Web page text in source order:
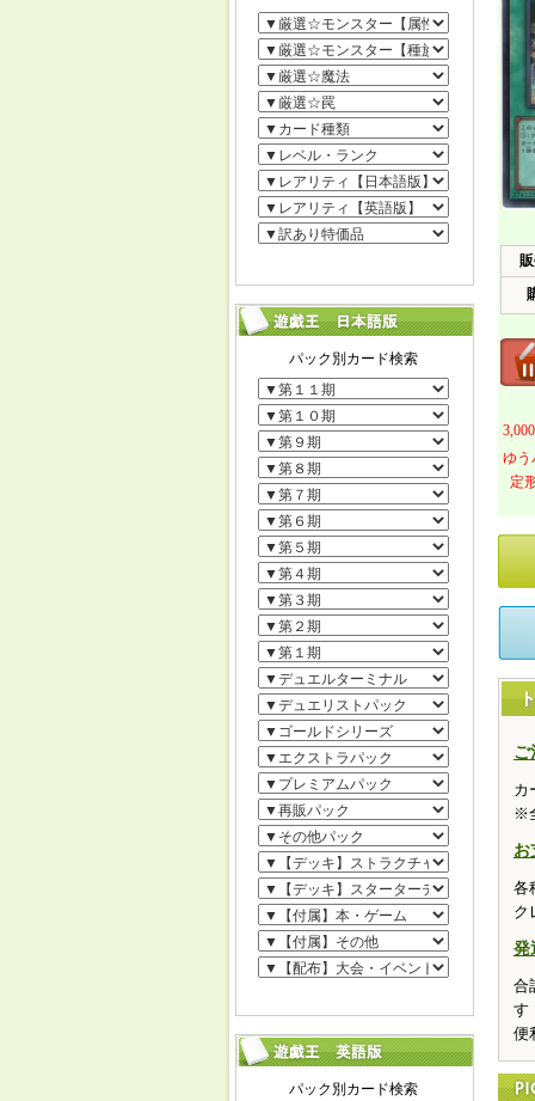
ゆう
定
ご
カ
※
お
各
ク
発
合
す
便